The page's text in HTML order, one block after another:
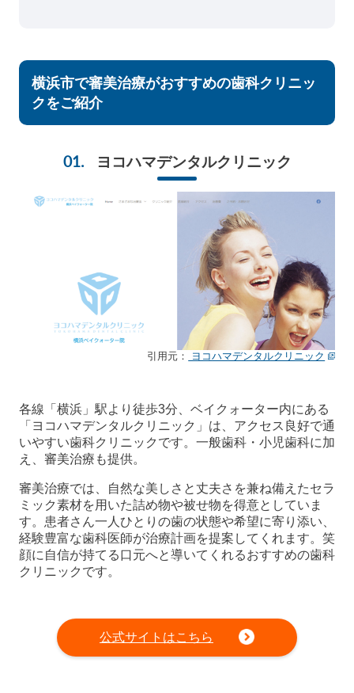
横浜市で審美治療がおすすめの歯科クリニッ
クをご紹介
ヨコハマデンタルクリニック
引用元： ヨコハマデンタルクリニック
各線「横浜」駅より徒歩3分、ベイクォーター内にある
「ヨコハマデンタルクリニック」は、アクセス良好で通
いやすい歯科クリニックです。一般歯科・小児歯科に加
え、審美治療も提供。
審美治療では、自然な美しさと丈夫さを兼ね備えたセラ
ミック素材を用いた詰め物や被せ物を得意としていま
す。患者さん一人ひとりの歯の状態や希望に寄り添い、
経験豊富な歯科医師が治療計画を提案してくれます。笑
顔に自信が持てる口元へと導いてくれるおすすめの歯科
クリニックです。
公式サイトはこちら